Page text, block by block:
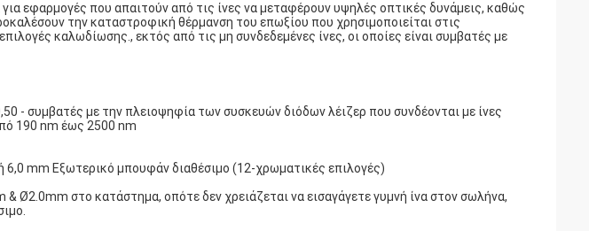
εφαρμογές που απαιτούν από τις ίνες να μεταφέρουν υψηλές οπτικές δυνάμεις, καθώς
την καταστροφική θέρμανση του επωξίου που χρησιμοποιείται στις
καλωδίωσης., εκτός από τις μη συνδεδεμένες ίνες, οι οποίες είναι συμβατές με
- συμβατές με την πλειοψηφία των συσκευών διόδων λέιζερ που συνδέονται με ίνες
190 nm έως 2500 nm
mm Εξωτερικό μπουφάν διαθέσιμο (12-χρωματικές επιλογές)
Ø2.0mm στο κατάστημα, οπότε δεν χρειάζεται να εισαγάγετε γυμνή ίνα στον σωλήνα,